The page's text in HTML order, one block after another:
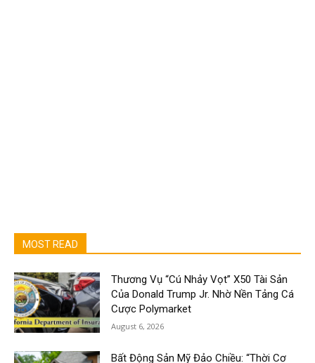
MOST READ
Thương Vụ “Cú Nhảy Vọt” X50 Tài Sản
Của Donald Trump Jr. Nhờ Nền Tảng Cá
Cược Polymarket
August 6, 2026
Bất Động Sản Mỹ Đảo Chiều: “Thời Cơ